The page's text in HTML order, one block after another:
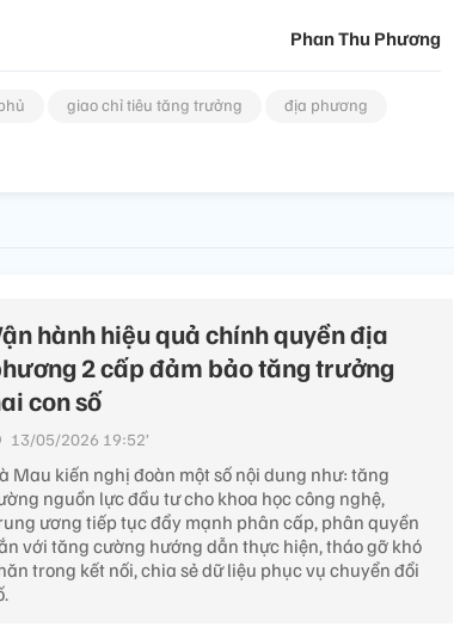
Phan Thu Phương
giao chỉ tiêu tăng trưởng
địa phương
hành hiệu quả chính quyền địa
2 cấp đảm bảo tăng trưởng
con số
13/05/2026 19:52’
Mau kiến nghị đoàn một số nội dung như: tăng
nguồn lực đầu tư cho khoa học công nghệ,
ương tiếp tục đẩy mạnh phân cấp, phân quyền
với tăng cường hướng dẫn thực hiện, tháo gỡ khó
trong kết nối, chia sẻ dữ liệu phục vụ chuyển đổi